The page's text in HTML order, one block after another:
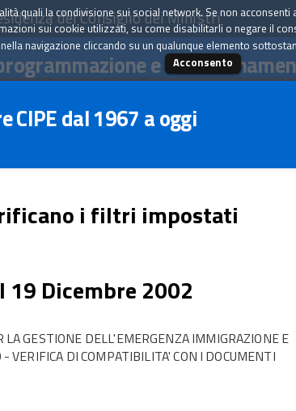
del Consiglio dei Ministri
e il
CIPE dal 1967 a oggi
i filtri impostati
19 Dicembre 2002
GESTIONE DELL'EMERGENZA IMMIGRAZIONE E
VERIFICA DI COMPATIBILITA' CON I DOCUMENTI
quali la condivisione sui social network. Se non
sui cookie utilizzati, su come disabilitarli o negare il
navigazione cliccando su un qualunque elemento
Acconsento